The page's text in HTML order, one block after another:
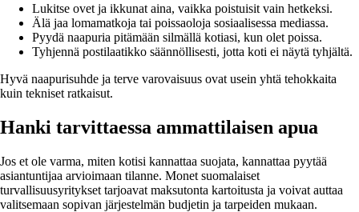
Lukitse ovet ja ikkunat aina, vaikka poistuisit vain hetkeksi.
Älä jaa lomamatkoja tai poissaoloja sosiaalisessa mediassa.
Pyydä naapuria pitämään silmällä kotiasi, kun olet poissa.
Tyhjennä postilaatikko säännöllisesti, jotta koti ei näytä tyhjältä.
Hyvä naapurisuhde ja terve varovaisuus ovat usein yhtä tehokkaita
kuin tekniset ratkaisut.
Hanki tarvittaessa ammattilaisen apua
Jos et ole varma, miten kotisi kannattaa suojata, kannattaa pyytää
asiantuntijaa arvioimaan tilanne. Monet suomalaiset
turvallisuusyritykset tarjoavat maksutonta kartoitusta ja voivat auttaa
valitsemaan sopivan järjestelmän budjetin ja tarpeiden mukaan.